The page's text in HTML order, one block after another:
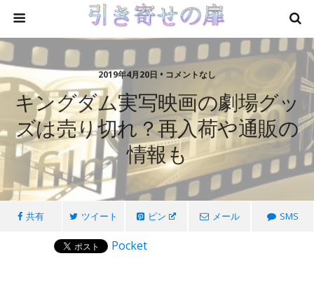
2019年4月20日 • コメントなし
キングダム実写映画の劇場グッ
ズは売り切れ？再入荷や通販の
情報も
共有 ツイート ピン メール SMS
Pocket